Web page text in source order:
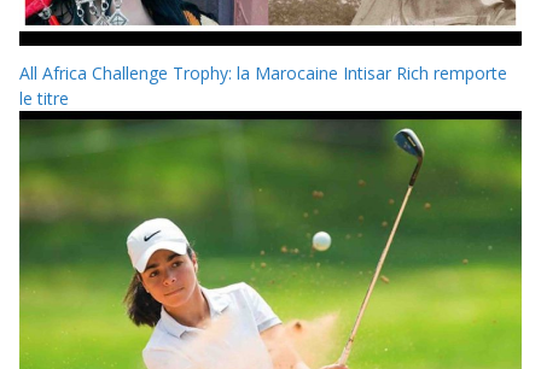
All Africa Challenge Trophy: la Marocaine Intisar Rich remporte
le titre